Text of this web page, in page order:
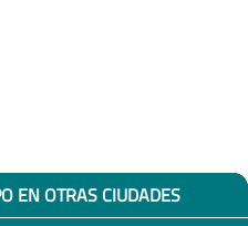
EN OTRAS CIUDADES